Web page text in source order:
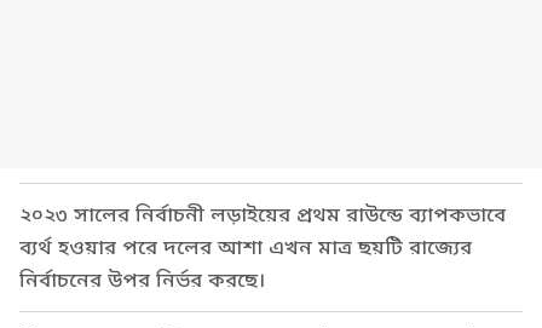
২০২৩ সালের নির্বাচনী লড়াইয়ের প্রথম রাউন্ডে ব্যাপকভাবে
ব্যর্থ হওয়ার পরে দলের আশা এখন মাত্র ছয়টি রাজ্যের
নির্বাচনের উপর নির্ভর করছে।